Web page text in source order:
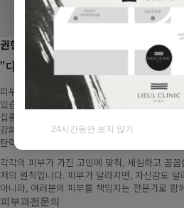
권현정 원장
"디테일이 만든 차이, 피부의 완성도"
피부 탄력과 보습은 단순한 변화가 아니라, 얼마
있습니다. 저는 써마지와 스킨부스터를 통해 자
집중합니다. 써마지 리프팅은 피부 깊숙이 콜라
강화하고 잔주름을 매끄럽게 정돈합니다. 스킨
탄력을 채워, 피부 속부터 건강하게 빛나도록 도
각각의 피부가 가진 고민에 맞춰, 세심하고 꼼
저의 원칙입니다. 피부가 달라지면, 자신감도
아니라, 여러분의 피부를 책임지는 전문가로 함
피부과전문의
24시간동안 보지 않기